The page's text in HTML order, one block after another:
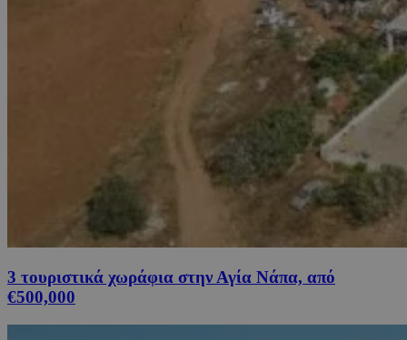
3 τουριστικά χωράφια στην Αγία Νάπα, από
€500,000